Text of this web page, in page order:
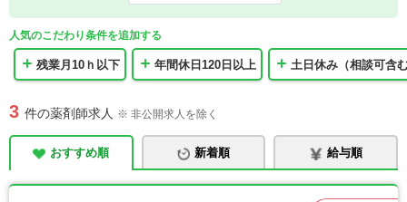
人気のこだわり条件を追加する
残業月10ｈ以下 年間休日120日以上 土日休み（相談可含
3 件の薬剤師求人 ※ 非公開求人を除く
おすすめ順 新着順 給与順